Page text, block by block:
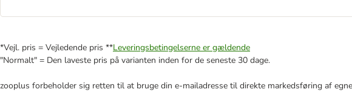
*Vejl. pris = Vejledende pris **Leveringsbetingelserne er gældende
"Normalt" = Den laveste pris på varianten inden for de seneste 30 dage.
zooplus forbeholder sig retten til at bruge din e-mailadresse til direkte markedsføring af